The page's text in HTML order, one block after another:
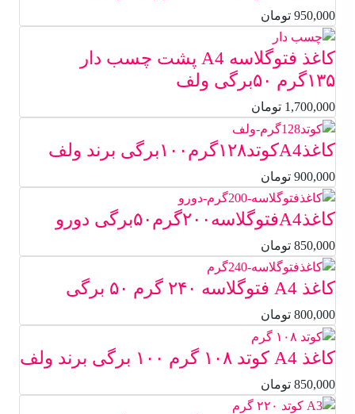
950,000 تومان
کاغذ فتوگلاسه A4 پشت چسب دار
۱۳۵گرم ۵۰برگی ولف
1,700,000 تومان
کاغذA4کوتد۱۲۸گرم۱۰۰برگی برند ولف
900,000 تومان
کاغذA4فتوگلاسه۲۰۰گرم۵۰برگی دورو
850,000 تومان
کاغذ A4 فتوگلاسه ۲۴۰ گرم ۵۰ برگی
800,000 تومان
کاغذ A4 کوتد ۱۰۸ گرم ۱۰۰ برگی برند ولف
850,000 تومان